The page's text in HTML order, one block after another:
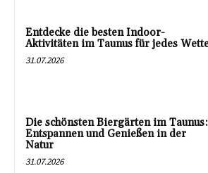
Entdecke die besten Indoor-
Aktivitäten im Taunus für jedes
31.07.2026
Die schönsten Biergärten im Taunus:
Entspannen und Genießen in der
Natur
31.07.2026